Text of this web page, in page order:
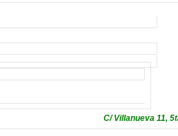
C/ Villanueva 11,